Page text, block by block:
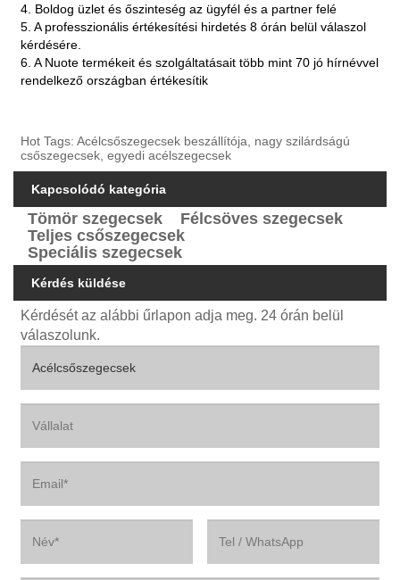
4. Boldog üzlet és őszinteség az ügyfél és a partner felé
5. A professzionális értékesítési hirdetés 8 órán belül válaszol
kérdésére.
6. A Nuote termékeit és szolgáltatásait több mint 70 jó hírnévvel
rendelkező országban értékesítik
Hot Tags: Acélcsőszegecsek beszállítója, nagy szilárdságú
csőszegecsek, egyedi acélszegecsek
Kapcsolódó kategória
Tömör szegecsek
Félcsöves szegecsek
Teljes csőszegecsek
Speciális szegecsek
Kérdés küldése
Kérdését az alábbi űrlapon adja meg. 24 órán belül
válaszolunk.